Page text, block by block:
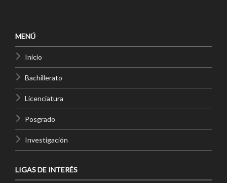
MENÚ
Inicio
Bachillerato
Licenciatura
Posgrado
Investigación
LIGAS DE INTERÉS